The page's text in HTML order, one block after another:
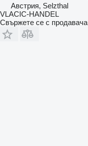
Австрия, Selzthal
VLACIC-HANDEL
Свържете се с продавача